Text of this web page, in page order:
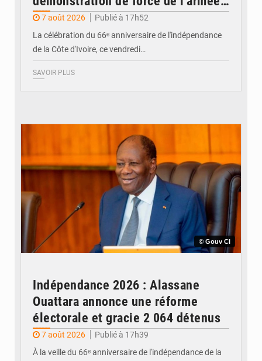
ivoirienne à Yopougon
7 août 2026
Publié à 17h52
La célébration du 66ᵉ anniversaire de l'indépendance
de la Côte d'Ivoire, ce vendredi…
SAVOIR PLUS
© Gouv CI
Indépendance 2026 : Alassane
Ouattara annonce une réforme
électorale et gracie 2 064 détenus
7 août 2026
Publié à 17h39
À la veille du 66ᵉ anniversaire de l'indépendance de la